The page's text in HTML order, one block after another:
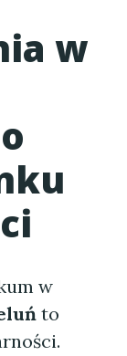
w
w
to